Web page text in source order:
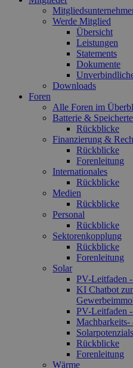
Werde Mitglied
Übersicht
Leistungen
Statements
Dokumente
Downloads
Foren
Alle Foren im
Batterie &
Rückblicke
Finanzierung &
Rückblicke
Forenleitung
Internationales
Rückblicke
Medien
Rückblicke
Personal
Rückblicke
Sektorenkopplung
Rückblicke
Forenleitung
Solar
PV-Leitfaden
KI Chatbot
PV-Leitfaden
Rückblicke
Forenleitung
Wärme